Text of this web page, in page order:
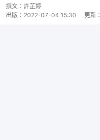
撰文： 許芷婷
出版： 2022-07-04 15:30 更新：